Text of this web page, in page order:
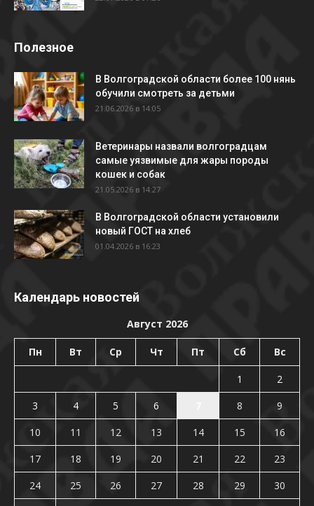
Полезное
В Волгоградской области более 100 нянь
обучили смотреть за детьми
21.06.2026 в 14:05
Ветеринары назвали волгоградцам
самые уязвимые для жары породы
кошек и собак
21.05.2026 в 14:27
В Волгоградской области установили
новый ГОСТ на хлеб
01.04.2026 в 16:23
Календарь новостей
Август 2026
Пн Вт Ср Чт Пт Сб Вс
1
2
3
4 5 6 8
9
10
11 12 13 14 15
16
17
18 19 20 21 22
23
24
25 26 27 28 29
30